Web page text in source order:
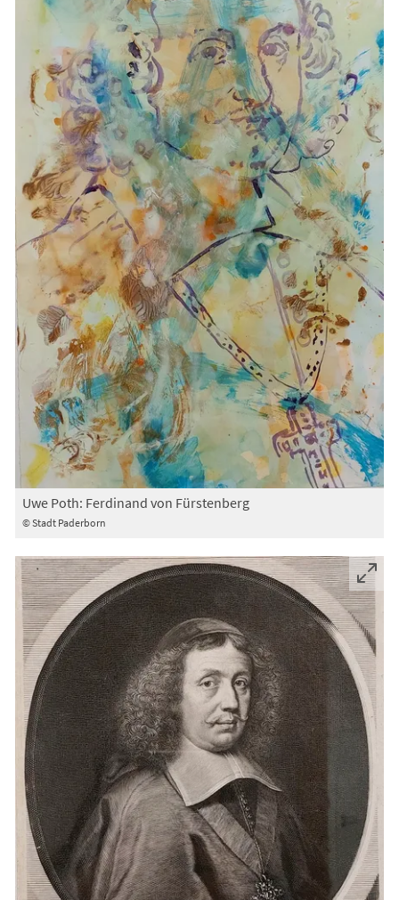
© Stadt Paderborn
Uwe Poth: Ferdinand von Fürstenberg